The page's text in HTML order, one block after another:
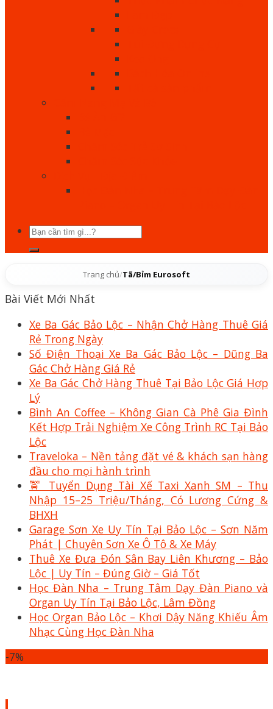
Tìm
Trang chủ/Tã/Bỉm Eurosoft
Bài Viết Mới Nhất
Xe Ba Gác Bảo Lộc – Nhận Chở Hàng Thuê Giá
Rẻ Trong Ngày
Số Điện Thoại Xe Ba Gác Bảo Lộc – Dũng Ba
Gác Chở Hàng Giá Rẻ
Xe Ba Gác Chở Hàng Thuê Tại Bảo Lộc Giá Hợp
Lý
Bình An Coffee – Không Gian Cà Phê Gia Đình
Kết Hợp Trải Nghiệm Xe Công Trình RC Tại Bảo
Lộc
Traveloka – Nền tảng đặt vé & khách sạn hàng
đầu cho mọi hành trình
🚖 Tuyển Dụng Tài Xế Taxi Xanh SM – Thu
Nhập 15–25 Triệu/Tháng, Có Lương Cứng &
BHXH
Garage Sơn Xe Uy Tín Tại Bảo Lộc – Sơn Năm
Phát | Chuyên Sơn Xe Ô Tô & Xe Máy
Thuê Xe Đưa Đón Sân Bay Liên Khương – Bảo
Lộc | Uy Tín – Đúng Giờ – Giá Tốt
Học Đàn Nha – Trung Tâm Dạy Đàn Piano và
Organ Uy Tín Tại Bảo Lộc, Lâm Đồng
Học Organ Bảo Lộc – Khơi Dậy Năng Khiếu Âm
Nhạc Cùng Học Đàn Nha
-7%